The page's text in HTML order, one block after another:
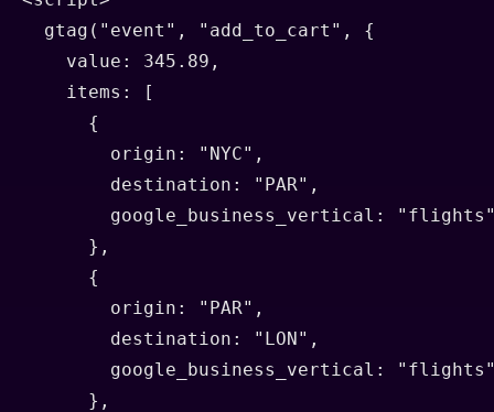
  gtag("event", "add_to_cart", {
    value: 345.89,
    items: [
      {
        origin: "NYC",
        destination: "PAR",
google_business_vertical:
      },
      {
        origin: "PAR",
        destination: "LON",
google_business_vertical:
      },